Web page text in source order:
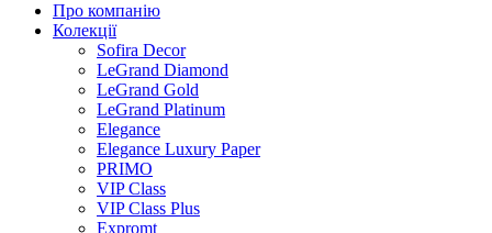
Про компанію
Колекції
Sofira Decor
LeGrand Diamond
LeGrand Gold
LeGrand Platinum
Elegance
Elegance Luxury Paper
PRIMO
VIP Class
VIP Class Plus
Expromt